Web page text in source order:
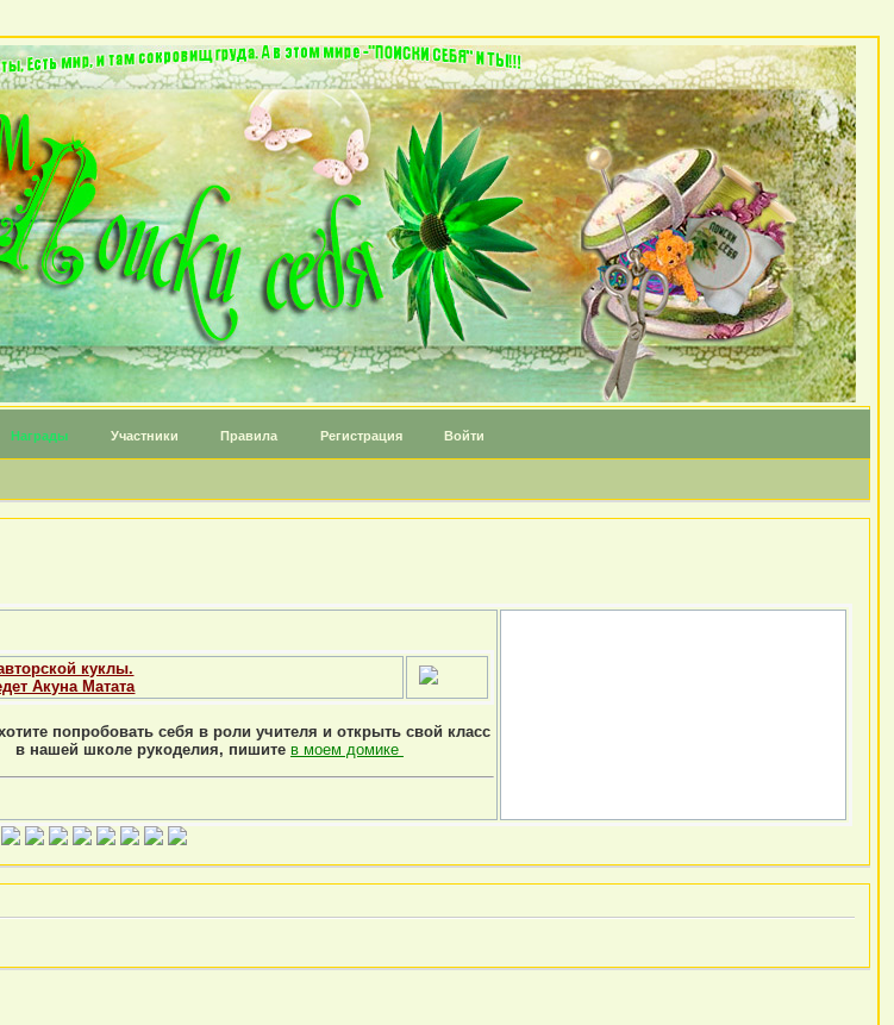
Награды Участники Правила Регистрация Войти
куклы.
Акуна Матата
попробовать себя в роли учителя и открыть свой класс
в нашей школе рукоделия, пишите в моем домике